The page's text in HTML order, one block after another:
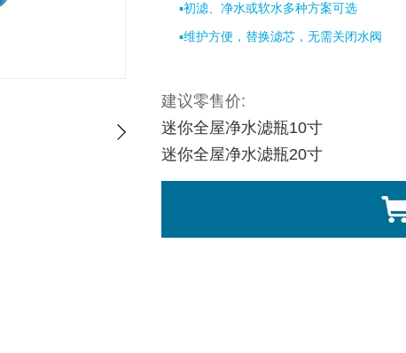
▪初滤、净水或软水多种方案可选
▪维护方便，替换滤芯，无需关闭水阀
建议零售价:
迷你全屋净水滤瓶10寸
迷你全屋净水滤瓶20寸